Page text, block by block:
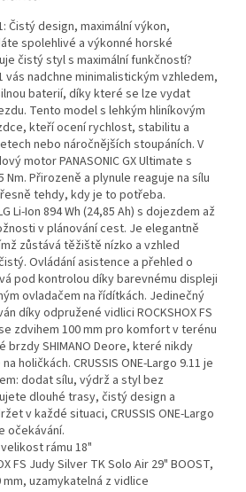
Čistý design, maximální výkon,
spolehlivé a výkonné horské
čistý styl s maximální funkčností?
vás nadchne minimalistickým vzhledem,
baterií, díky které se lze vydat
Tento model s lehkým hliníkovým
kteří ocení rychlost, stabilitu a
nebo náročnějších stoupáních. V
motor PANASONIC GX Ultimate s
Přirozeně a plynule reaguje na sílu
tehdy, kdy je to potřeba.
Li-Ion 894 Wh (24,85 Ah) s dojezdem až
v plánování cest. Je elegantně
zůstává těžiště nízko a vzhled
Ovládání asistence a přehled o
pod kontrolou díky barevnému displeji
ovladačem na řídítkách. Jedinečný
díky odpružené vidlici ROCKSHOX FS
zdvihem 100 mm pro komfort v terénu
brzdy SHIMANO Deore, které nikdy
holičkách. CRUSSIS ONE-Largo 9.11 je
dodat sílu, výdrž a styl bez
dlouhé trasy, čistý design a
v každé situaci, CRUSSIS ONE-Largo
očekávání.
rámu 18"
FS Judy Silver TK Solo Air 29" BOOST,
mm, uzamykatelná z vidlice